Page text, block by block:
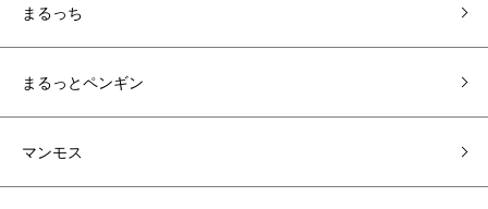
まるっち
まるっとペンギン
マンモス